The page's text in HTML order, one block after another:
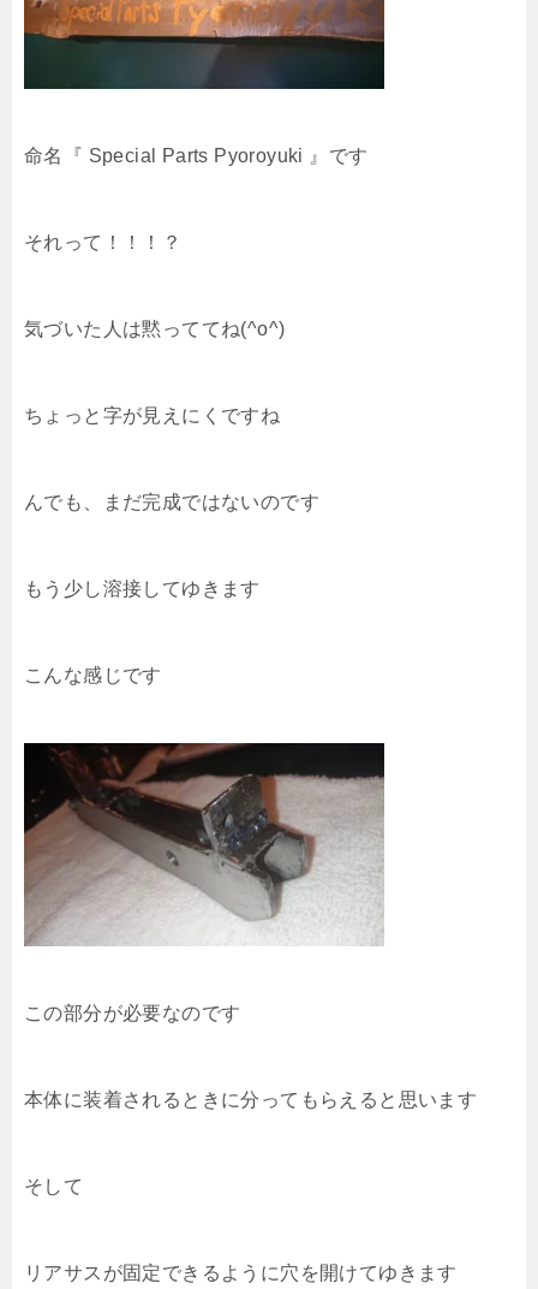
命名『 Special Parts Pyoroyuki 』です
それって！！！？
気づいた人は黙っててね(^o^)
ちょっと字が見えにくですね
んでも、まだ完成ではないのです
もう少し溶接してゆきます
こんな感じです
この部分が必要なのです
本体に装着されるときに分ってもらえると思います
そして
リアサスが固定できるように穴を開けてゆきます